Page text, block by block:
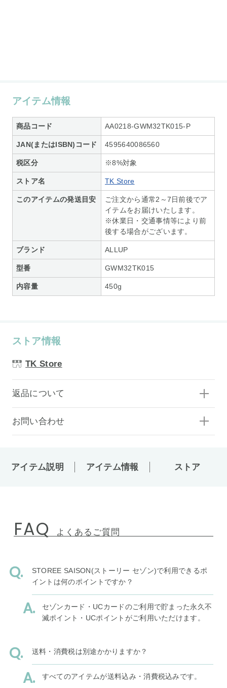
アイテム情報
商品コード AA0218-GWM32TK015-P
JAN(またはISBN)コード 4595640086560
税区分 ※8%対象
ストア名 TK Store
このアイテムの発送目安
ご注文から通常2～7日前後でア
イテムをお届けいたします。
※休業日・交通事情等により前
後する場合がございます。
ブランド ALLUP
型番 GWM32TK015
内容量 450g
ストア情報
TK Store
返品について
お問い合わせ
アイテム説明 アイテム情報 ストア
FAQ よくあるご質問
STOREE SAISON(ストーリー セゾン)で利用できるポ
イントは何のポイントですか？
セゾンカード・UCカードのご利用で貯まった永久不
滅ポイント・UCポイントがご利用いただけます。
送料・消費税は別途かかりますか？
すべてのアイテムが送料込み・消費税込みです。